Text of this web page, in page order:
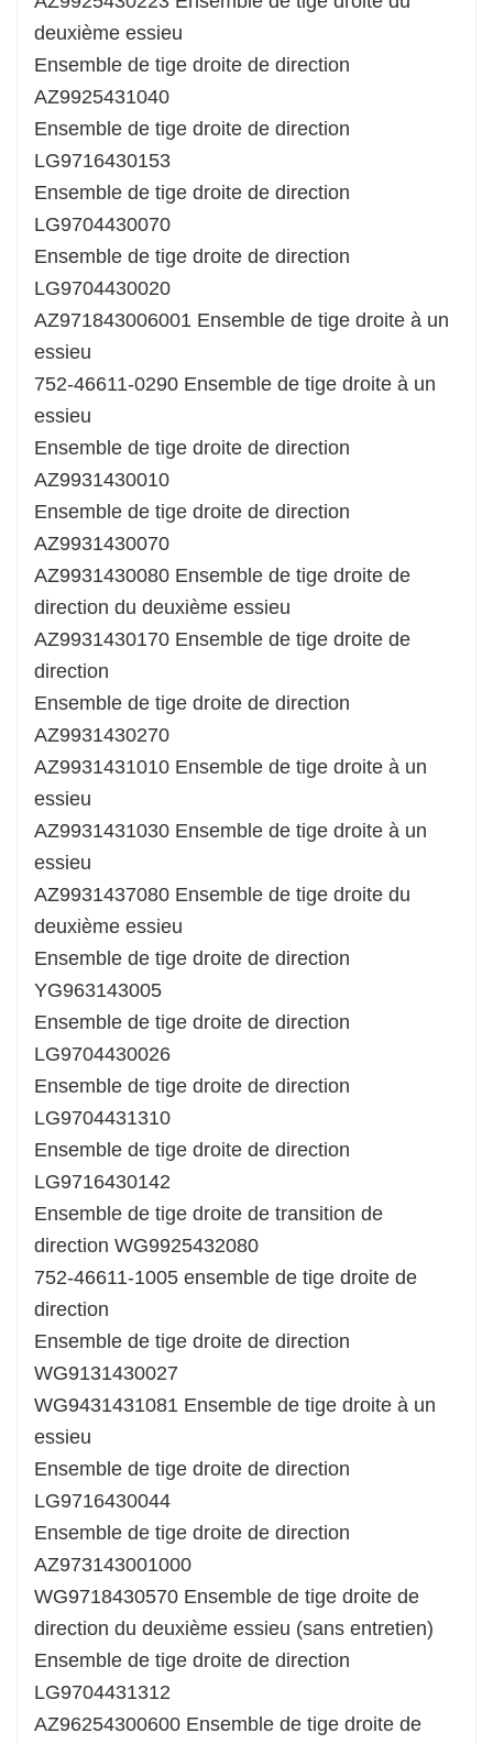
deuxième essieu
Ensemble de tige droite de direction
AZ9925431040
Ensemble de tige droite de direction
LG9716430153
Ensemble de tige droite de direction
LG9704430070
Ensemble de tige droite de direction
LG9704430020
AZ971843006001 Ensemble de tige droite à un
essieu
752-46611-0290 Ensemble de tige droite à un
essieu
Ensemble de tige droite de direction
AZ9931430010
Ensemble de tige droite de direction
AZ9931430070
AZ9931430080 Ensemble de tige droite de
direction du deuxième essieu
AZ9931430170 Ensemble de tige droite de
direction
Ensemble de tige droite de direction
AZ9931430270
AZ9931431010 Ensemble de tige droite à un
essieu
AZ9931431030 Ensemble de tige droite à un
essieu
AZ9931437080 Ensemble de tige droite du
deuxième essieu
Ensemble de tige droite de direction
YG963143005
Ensemble de tige droite de direction
LG9704430026
Ensemble de tige droite de direction
LG9704431310
Ensemble de tige droite de direction
LG9716430142
Ensemble de tige droite de transition de
direction WG9925432080
752-46611-1005 ensemble de tige droite de
direction
Ensemble de tige droite de direction
WG9131430027
WG9431431081 Ensemble de tige droite à un
essieu
Ensemble de tige droite de direction
LG9716430044
Ensemble de tige droite de direction
AZ973143001000
WG9718430570 Ensemble de tige droite de
direction du deuxième essieu (sans entretien)
Ensemble de tige droite de direction
LG9704431312
AZ96254300600 Ensemble de tige droite de